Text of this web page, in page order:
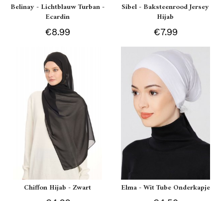
Belinay - Lichtblauw Turban -
Ecardin
€8.99
Sibel - Baksteenrood Jersey
Hijab
€7.99
Chiffon Hijab - Zwart Elma - Wit Tube Onderkapje